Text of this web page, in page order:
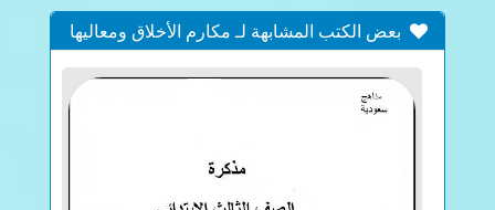
بعض الكتب المشابهة لـ مكارم الأخلاق ومعاليها
ومحمود طرائقها